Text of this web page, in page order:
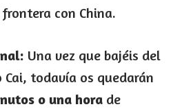
con China.
Una vez que bajéis del
Cai, todavía os quedarán
o una hora de